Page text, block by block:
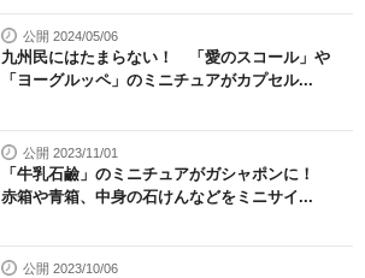
公開 2024/05/06
九州民にはたまらない！ 「愛のスコール」や
「ヨーグルッペ」のミニチュアがカプセル...
公開 2023/11/01
「牛乳石鹼」のミニチュアがガシャポンに！
赤箱や青箱、中身の石けんなどをミニサイ...
公開 2023/10/06